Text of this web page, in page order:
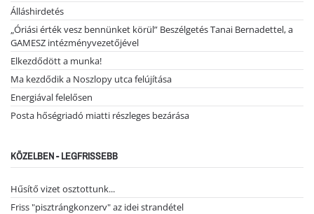
Álláshirdetés
„Óriási érték vesz bennünket körül” Beszélgetés Tanai Bernadettel, a
GAMESZ intézményvezetőjével
Elkezdődött a munka!
Ma kezdődik a Noszlopy utca felújítása
Energiával felelősen
Posta hőségriadó miatti részleges bezárása
KÖZELBEN - LEGFRISSEBB
Hűsítő vizet osztottunk...
Friss "pisztrángkonzerv" az idei strandétel